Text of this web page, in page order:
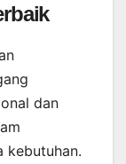
dan
kebutuhan.